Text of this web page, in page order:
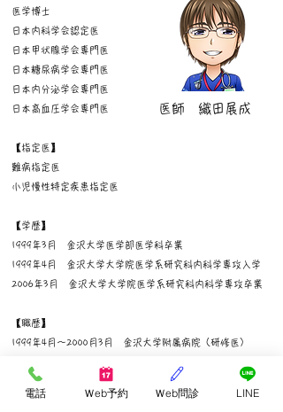
医学博士
日本内科学会認定医
日本甲状腺学会専門医
日本糖尿病学会専門医
日本内分泌学会専門医
日本高血圧学会専門医
【指定医】
難病指定医
小児慢性特定疾患指定医
【学歴】
1999年3月 金沢大学医学部医学科卒業
1999年4月 金沢大学大学院医学系研究科内科学専攻入学
2006年3月 金沢大学大学院医学系研究科内科学専攻卒業
【職歴】
1999年4月～2000月3月 金沢大学附属病院（研修医）
2001年4月～2002年3月 辰口芳珠記念病院
2002年4月～2003年3月 福井循環器病院
​医師 織田展成
電話 Ｗeb予約 Ｗeb問診 LINE